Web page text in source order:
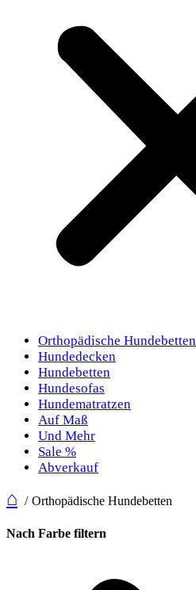
Orthopädische Hundebetten
Hundedecken
Hundebetten
Hundesofas
Hundematratzen
Auf Maß
Und Mehr
Sale %
Abverkauf
⌂ Orthopädische Hundebetten
Nach Farbe filtern